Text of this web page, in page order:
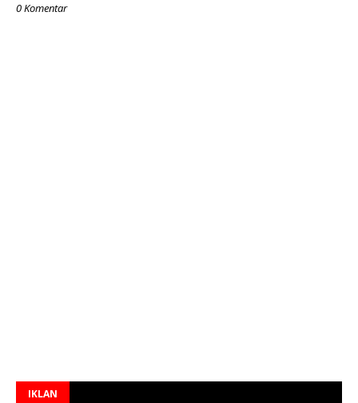
0 Komentar
IKLAN